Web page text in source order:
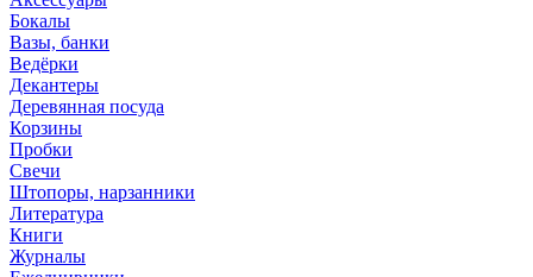
Бокалы
Вазы, банки
Ведёрки
Декантеры
Деревянная посуда
Корзины
Пробки
Свечи
Штопоры, нарзанники
Литература
Книги
Журналы